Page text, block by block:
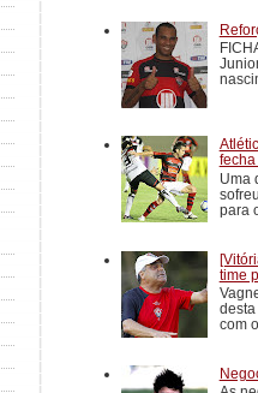
fecha
Uma
para
time
com